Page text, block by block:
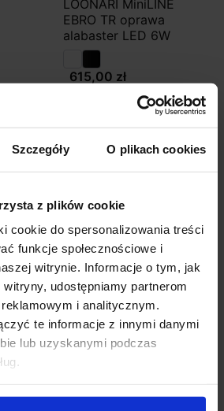
Szczegóły O plikach cookies
z plików cookie
cookie do spersonalizowania treści
funkcje społecznościowe i
witrynie. Informacje o tym, jak
udostępniamy partnerom
i analitycznym.
te informacje z innymi danymi
lub uzyskanymi podczas
LOONARI MiniLINE
EBRO TR oprawa
alabaster LED 6W
615,00 zł
Zobacz szczegóły
do
LOONARI MiniLINE mini
SPOT reflektor LED 6W
221,40 zł